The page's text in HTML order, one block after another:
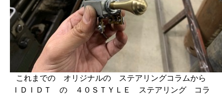
これまでの オリジナルの ステアリングコラムから
ＩＤＩＤＴ の ４０ＳＴＹＬＥ ステアリング コラ